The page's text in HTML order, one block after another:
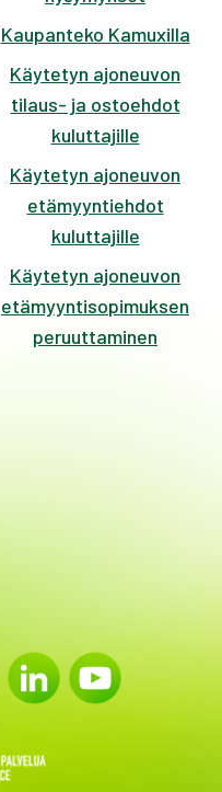
Kaupanteko Kamuxilla
Käytetyn ajoneuvon
tilaus- ja ostoehdot
kuluttajille
Käytetyn ajoneuvon
etämyyntiehdot
kuluttajille
Käytetyn ajoneuvon
etämyyntisopimuksen
peruuttaminen